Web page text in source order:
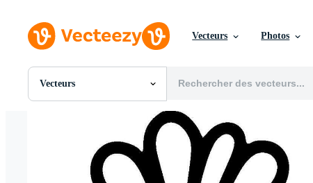
Vecteurs Photos
Vecteurs
Toutes Images
Modèles